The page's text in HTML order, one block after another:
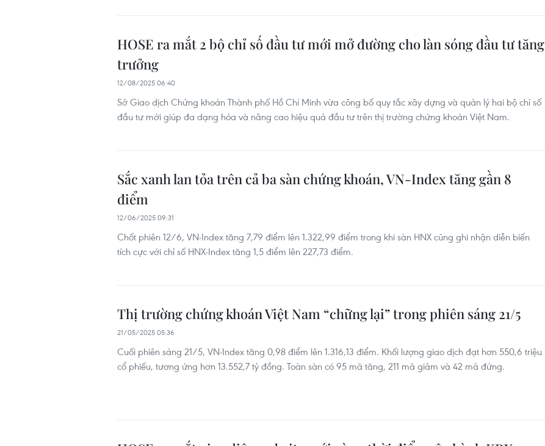
HOSE ra mắt 2 bộ chỉ số đầu tư mới mở đường cho làn sóng đầu tư tăng
trưởng
12/08/2025 06:40
Sở Giao dịch Chứng khoán Thành phố Hồ Chí Minh vừa công bố quy tắc xây dựng và quản lý hai bộ chỉ số
đầu tư mới giúp đa dạng hóa và nâng cao hiệu quả đầu tư trên thị trường chứng khoán Việt Nam.
Sắc xanh lan tỏa trên cả ba sàn chứng khoán, VN-Index tăng gần 8
điểm
12/06/2025 09:31
Chốt phiên 12/6, VN-Index tăng 7,79 điểm lên 1.322,99 điểm trong khi sàn HNX cũng ghi nhận diễn biến
tích cực với chỉ số HNX-Index tăng 1,5 điểm lên 227,73 điểm.
Thị trường chứng khoán Việt Nam “chững lại” trong phiên sáng 21/5
21/05/2025 05:36
Cuối phiên sáng 21/5, VN-Index tăng 0,98 điểm lên 1.316,13 điểm. Khối lượng giao dịch đạt hơn 550,6 triệu
cổ phiếu, tương ứng hơn 13.552,7 tỷ đồng. Toàn sàn có 95 mã tăng, 211 mã giảm và 42 mã đứng.